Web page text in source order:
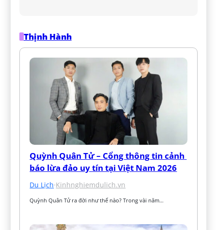
Thịnh Hành
Quỳnh Quân Tử – Cổng thông tin cảnh
báo lừa đảo uy tín tại Việt Nam 2026
Du Lịch·Kinhnghiemdulich.vn
Quỳnh Quân Tử ra đời như thế nào? Trong vài năm…